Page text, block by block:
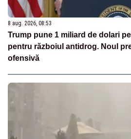
8 aug. 2026, 08:53
Trump pune 1 miliard de dolari
pentru războiul antidrog. Noul
ofensivă